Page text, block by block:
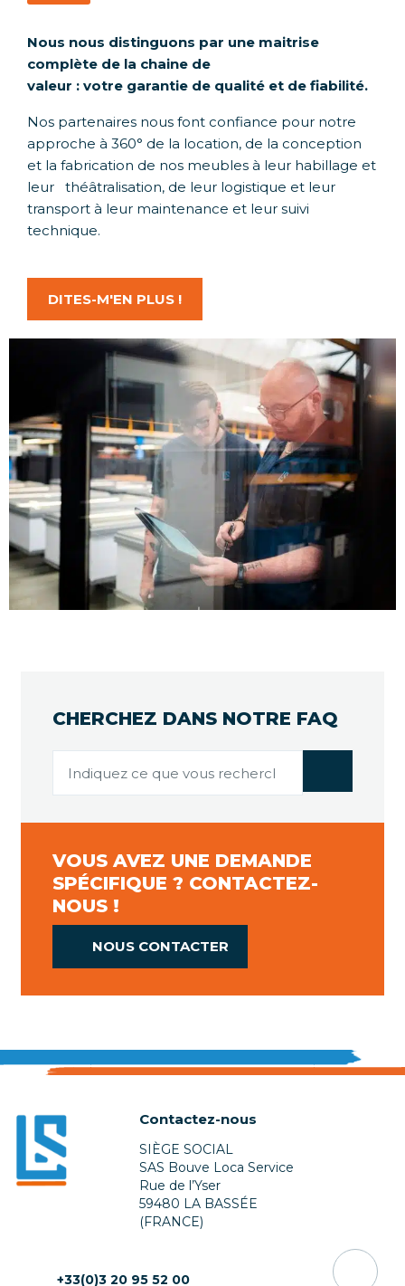
Nous nous distinguons par une maitrise
complète de la chaine de
valeur : votre garantie de qualité et de fiabilité.
Nos partenaires nous font confiance pour notre
approche à 360° de la location, de la conception
et la fabrication de nos meubles à leur habillage et
leur théâtralisation, de leur logistique et leur
transport à leur maintenance et leur suivi
technique.
DITES-M'EN PLUS !
CHERCHEZ DANS NOTRE FAQ
VOUS AVEZ UNE DEMANDE
SPÉCIFIQUE ? CONTACTEZ-
NOUS !
NOUS CONTACTER
Contactez-nous
SIÈGE SOCIAL
SAS Bouve Loca Service
Rue de l’Yser
59480 LA BASSÉE
(FRANCE)
+33(0)3 20 95 52 00